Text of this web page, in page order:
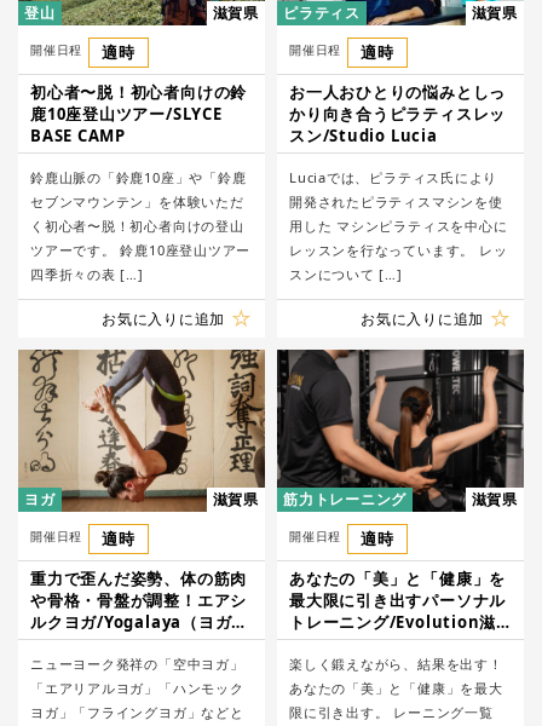
登山 滋賀県
開催日程
適時
初心者〜脱！初心者向けの鈴
鹿10座登山ツアー/SLYCE
BASE CAMP
鈴鹿山脈の「鈴鹿10座」や「鈴鹿
セブンマウンテン」を体験いただ
く初心者〜脱！初心者向けの登山
ツアーです。 鈴鹿10座登山ツアー
四季折々の表 […]
お気に入りに追加
ピラティス 滋賀県
開催日程
適時
お一人おひとりの悩みとしっ
かり向き合うピラティスレッ
スン/Studio Lucia
Luciaでは、ピラティス氏により
開発されたピラティスマシンを使
用した マシンピラティスを中心に
レッスンを行なっています。 レッ
スンについて […]
お気に入りに追加
ヨガ 滋賀県
開催日程
適時
重力で歪んだ姿勢、体の筋肉
や骨格・骨盤が調整！エアシ
ルクヨガ/Yogalaya（ヨガラ
ヤ）
ニューヨーク発祥の「空中ヨガ」
「エアリアルヨガ」「ハンモック
ヨガ」「フライングヨガ」などと
筋力トレーニング 滋賀県
開催日程
適時
あなたの「美」と「健康」を
最大限に引き出すパーソナル
トレーニング/Evolution滋
賀草津スタジオ
楽しく鍛えながら、結果を出す！
あなたの「美」と「健康」を最大
限に引き出す。 レーニング一覧